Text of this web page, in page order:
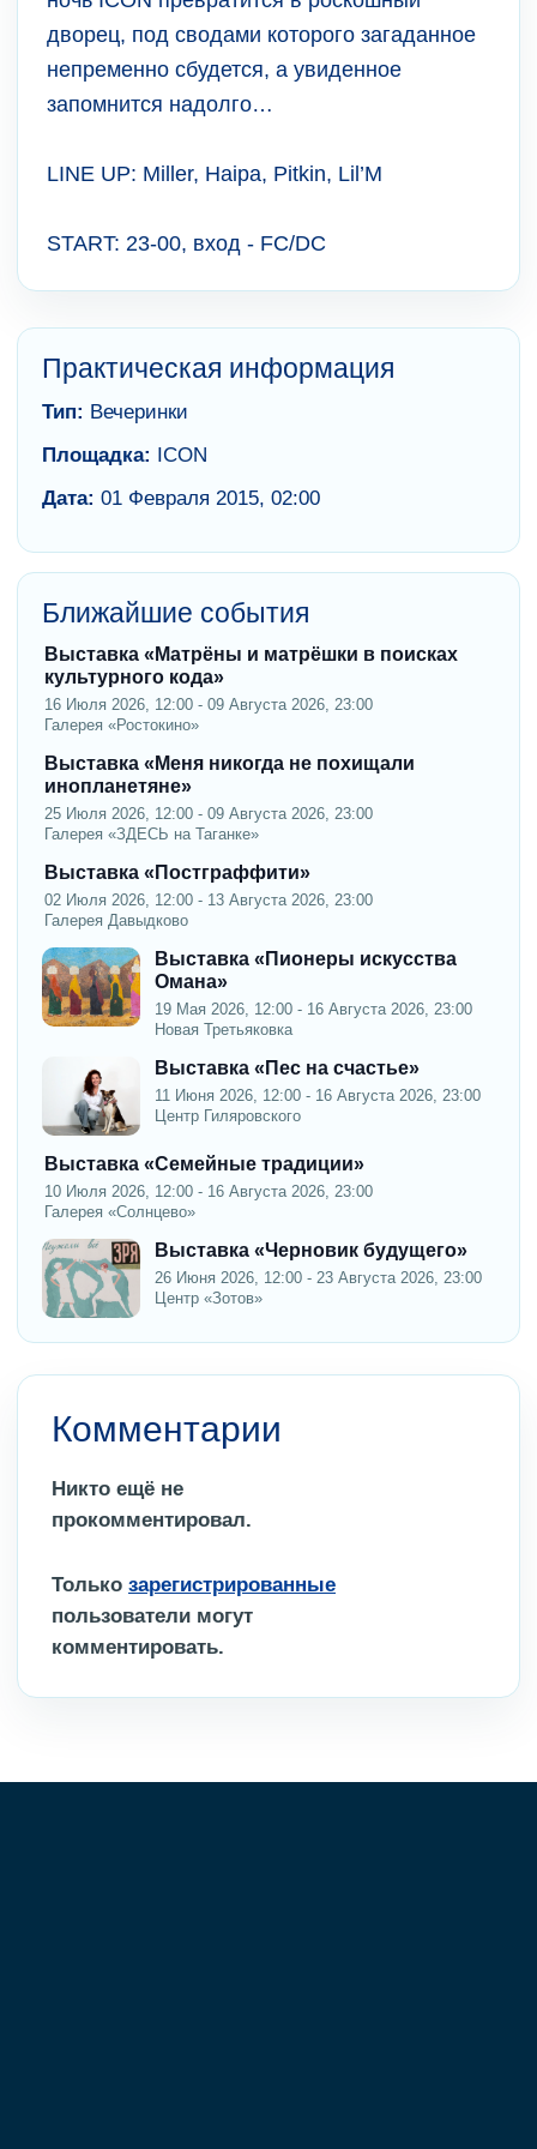
дворец, под сводами которого загаданное
непременно сбудется, а увиденное
запомнится надолго…
LINE UP: Miller, Haipa, Pitkin, Lil’M
START: 23-00, вход - FC/DC
Практическая информация
Тип: Вечеринки
Площадка:
ICON
Дата: 01 Февраля 2015, 02:00
Ближайшие события
Выставка «Матрёны и матрёшки в поисках
культурного кода»
16 Июля 2026, 12:00 - 09 Августа 2026, 23:00
Галерея «Ростокино»
Выставка «Меня никогда не похищали
инопланетяне»
25 Июля 2026, 12:00 - 09 Августа 2026, 23:00
Галерея «ЗДЕСЬ на Таганке»
Выставка «Постграффити»
02 Июля 2026, 12:00 - 13 Августа 2026, 23:00
Галерея Давыдково
Выставка «Пионеры искусства
Омана»
19 Мая 2026, 12:00 - 16 Августа 2026, 23:00
Новая Третьяковка
Выставка «Пес на счастье»
11 Июня 2026, 12:00 - 16 Августа 2026, 23:00
Центр Гиляровского
Выставка «Семейные традиции»
10 Июля 2026, 12:00 - 16 Августа 2026, 23:00
Галерея «Солнцево»
Выставка «Черновик будущего»
26 Июня 2026, 12:00 - 23 Августа 2026, 23:00
Центр «Зотов»
Комментарии
Никто ещё не
прокомментировал.
Только зарегистрированные
пользователи могут
комментировать.